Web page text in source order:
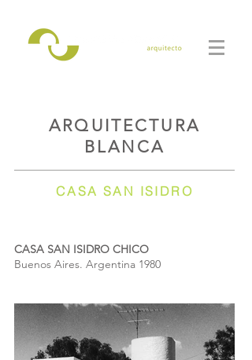
CASA SAN ISIDRO CHICO
Buenos Aires. Argentina 1980
ARQUITECTURA
BLANCA
CASA SAN ISIDRO